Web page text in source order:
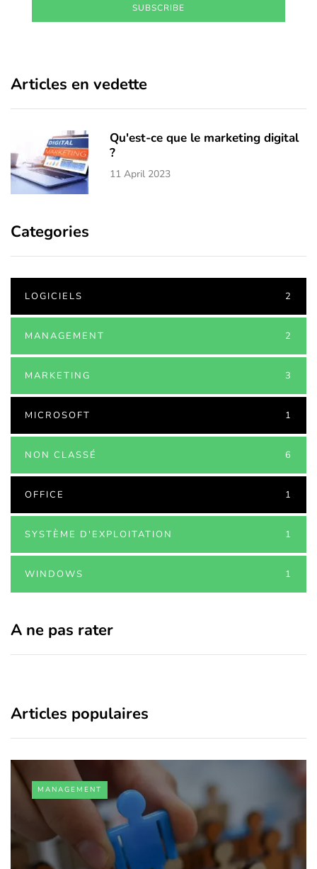
SUBSCRIBE
Articles en vedette
Qu'est-ce que le marketing digital
?
11 April 2023
Categories
LOGICIELS 2
MANAGEMENT 2
MARKETING 3
MICROSOFT 1
NON CLASSÉ 6
OFFICE 1
SYSTÈME D'EXPLOITATION 1
WINDOWS 1
A ne pas rater
Articles populaires
MANAGEMENT